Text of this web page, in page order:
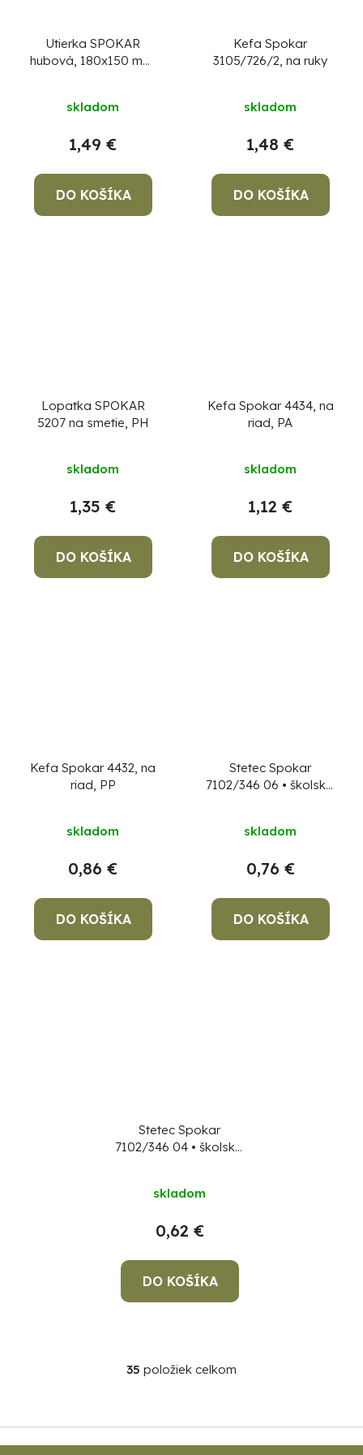
Utierka SPOKAR
hubová, 180x150 mm,
skladom
1,49 €
DO KOŠÍKA
Kefa Spokar
3105/726/2, na ruky
skladom
1,48 €
DO KOŠÍKA
Lopatka SPOKAR
5207 na smetie, PH
skladom
1,35 €
DO KOŠÍKA
Kefa Spokar 4434, na
riad, PA
skladom
1,12 €
DO KOŠÍKA
Kefa Spokar 4432, na
riad, PP
skladom
0,86 €
DO KOŠÍKA
Stetec Spokar
7102/346 06 • školský,
skladom
0,76 €
DO KOŠÍKA
Stetec Spokar
7102/346 04 • školský,
skladom
0,62 €
DO KOŠÍKA
O
á
d
35 položiek celkom